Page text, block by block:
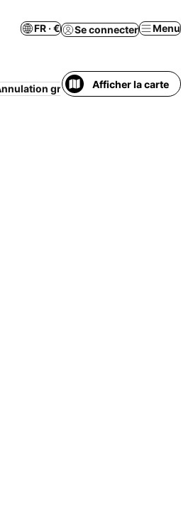
FR · € Se connecter Menu
gratuite Afficher la carte